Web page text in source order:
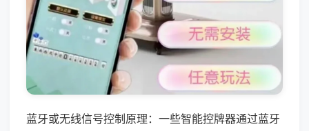
蓝牙或无线信号控制原理：一些智能控牌器通过蓝牙